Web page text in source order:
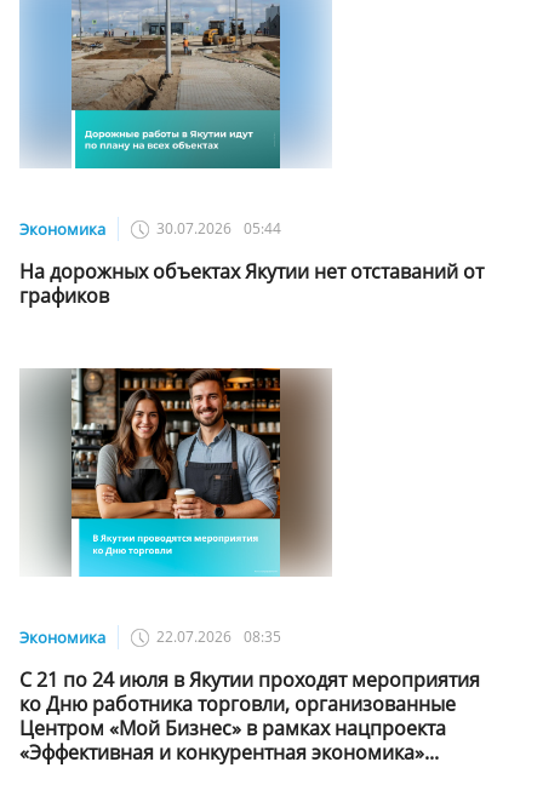
Экономика 30.07.2026 05:44
На дорожных объектах Якутии нет отставаний от
графиков
Экономика 22.07.2026 08:35
С 21 по 24 июля в Якутии проходят мероприятия
ко Дню работника торговли, организованные
Центром «Мой Бизнес» в рамках нацпроекта
«Эффективная и конкурентная экономика»...